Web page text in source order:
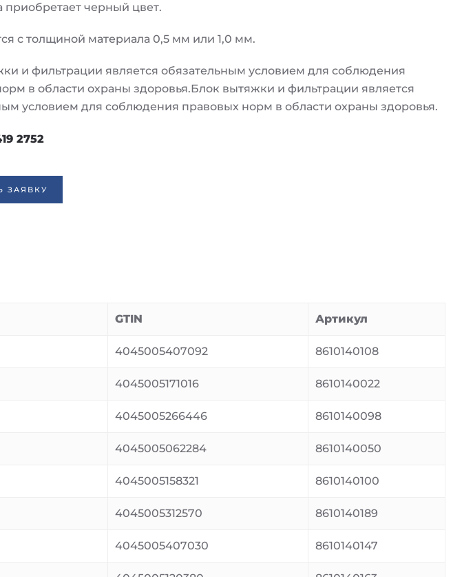
приобретает черный цвет.
с толщиной материала 0,5 мм или 1,0 мм.
и фильтрации является обязательным условием для соблюдения
в области охраны здоровья.Блок вытяжки и фильтрации является
условием для соблюдения правовых норм в области охраны здоровья.
2752
ЗАЯВКУ
GTIN Артикул
4045005407092 8610140108
4045005171016 8610140022
4045005266446 8610140098
4045005062284 8610140050
4045005158321 8610140100
4045005312570 8610140189
4045005407030 8610140147